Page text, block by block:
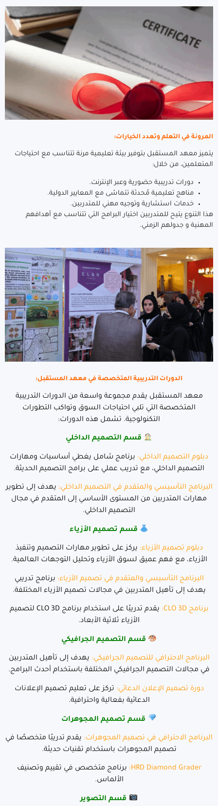
المرونة في التعلم وتعدد الخيارات:
يتميز معهد المستقبل بتوفير بيئة تعليمية مرنة تتناسب مع احتياجات
المتعلمين، من خلال:
دورات تدريبية حضورية وعبر الإنترنت.
مناهج تعليمية مُحدثة تتماشى مع المعايير الدولية.
خدمات استشارية وتوجيه مهني للمتدربين.
هذا التنوع يتيح للمتدربين اختيار البرامج التي تتناسب مع أهدافهم
المهنية و جدولهم الزمني.
الدورات التدريبية المتخصصة في معهد المستقبل:
معهد المستقبل يقدم مجموعة واسعة من الدورات التدريبية
المتخصصة التي تلبي احتياجات السوق وتواكب التطورات
التكنولوجية. تشمل هذه الدورات:
قسم التصميم الداخلي
دبلوم التصميم الداخلي: برنامج شامل يغطي أساسيات ومهارات
التصميم الداخلي، مع تدريب عملي على برامج التصميم الحديثة.
البرنامج التأسيسي والمتقدم في التصميم الداخلي: يهدف إلى تطوير
مهارات المتدربين من المستوى الأساسي إلى المتقدم في مجال
التصميم الداخلي.
قسم تصميم الأزياء
دبلوم تصميم الأزياء: يركز على تطوير مهارات التصميم وتنفيذ
الأزياء، مع فهم عميق لسوق الأزياء وتحليل التوجهات العالمية.
البرنامج التأسيسي والمتقدم في تصميم الأزياء: برنامج تدريبي
يهدف إلى تأهيل المتدربين في مجالات تصميم الأزياء المختلفة.
برنامج CLO 3D :
يقدم تدريبًا على استخدام برنامج CLO 3D لتصميم
الأزياء ثلاثية الأبعاد.
قسم التصميم الجرافيكي
البرنامج الاحترافي للتصميم الجرافيكي: يهدف إلى تأهيل المتدربين
في مجالات التصميم الجرافيكي المختلفة باستخدام أحدث البرامج.
دورة تصميم الإعلان الدعائي: تركز على تعليم تصميم الإعلانات
الدعائية بفعالية واحترافية.
قسم تصميم المجوهرات
البرنامج الاحترافي في تصميم المجوهرات: يقدم تدريبًا متخصصًا في
تصميم المجوهرات باستخدام تقنيات حديثة.
HRD Diamond Grader
: برنامج متخصص في تقييم وتصنيف
الألماس.
قسم التصوير